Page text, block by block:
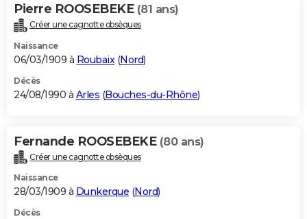
Pierre ROOSEBEKE (81 ans)
Créer une cagnotte obsèques
Naissance
06/03/1909 à Roubaix (Nord)
Décès
24/08/1990 à Arles (Bouches-du-Rhône)
Fernande ROOSEBEKE (80 ans)
Créer une cagnotte obsèques
Naissance
28/03/1909 à Dunkerque (Nord)
Décès